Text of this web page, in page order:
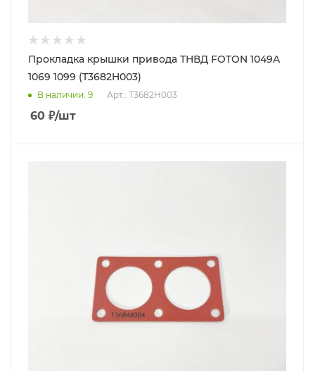
Прокладка крышки привода ТНВД FOTON 1049А
1069 1099 (T3682H003)
В наличии: 9 Арт.: T3682H003
60 ₽/шт